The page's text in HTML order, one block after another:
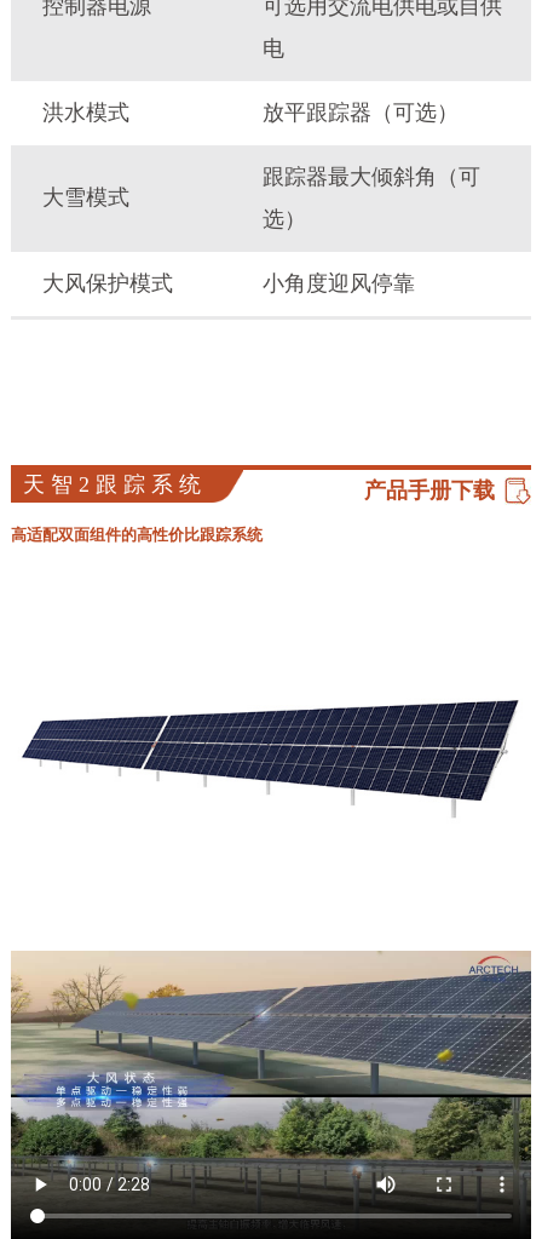
控制器电源
可选用交流电供电或自供
电
洪水模式 放平跟踪器（可选）
大雪模式
跟踪器最大倾斜角（可
选）
大风保护模式 小角度迎风停靠
天智2跟踪系统
高适配双面组件的高性价比跟踪系统
产品手册下载